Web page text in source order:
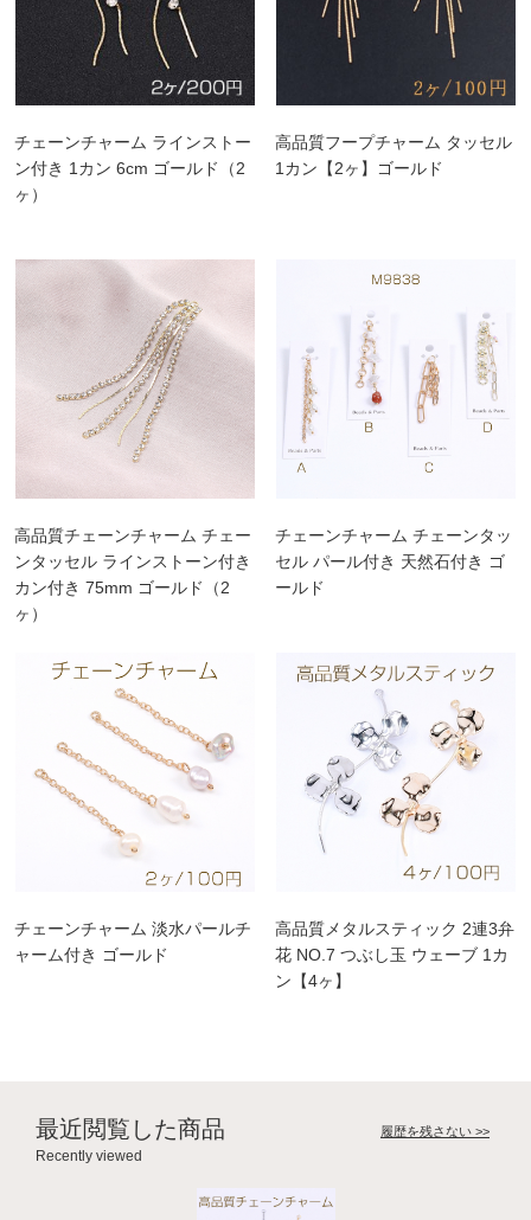
チェーンチャーム ラインストー
ン付き 1カン 6cm ゴールド（2
ヶ）
高品質フープチャーム タッセル
1カン【2ヶ】ゴールド
高品質チェーンチャーム チェー
ンタッセル ラインストーン付き
カン付き 75mm ゴールド（2
ヶ）
チェーンチャーム チェーンタッ
セル パール付き 天然石付き ゴ
ールド
チェーンチャーム 淡水パールチ
ャーム付き ゴールド
高品質メタルスティック 2連3弁
花 NO.7 つぶし玉 ウェーブ 1カ
ン【4ヶ】
最近閲覧した商品
Recently viewed
履歴を残さない >>